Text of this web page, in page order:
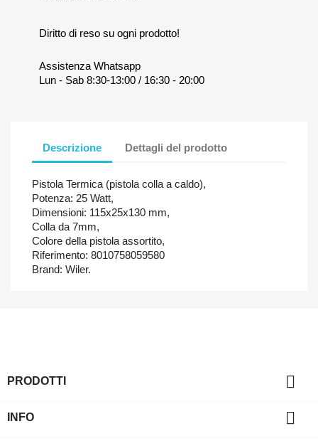
Diritto di reso su ogni prodotto!
Assistenza Whatsapp
Lun - Sab 8:30-13:00 / 16:30 - 20:00
Descrizione Dettagli del prodotto
Pistola Termica (pistola colla a caldo),
Potenza: 25 Watt,
Dimensioni: 115x25x130 mm,
Colla da 7mm,
Colore della pistola assortito,
Riferimento: 8010758059580
Brand: Wiler.
PRODOTTI 
INFO
